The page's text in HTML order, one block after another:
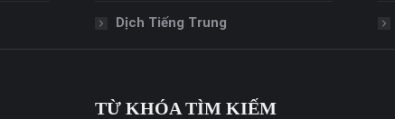
Dịch Tiếng Trung
TỪ KHÓA TÌM KIẾM